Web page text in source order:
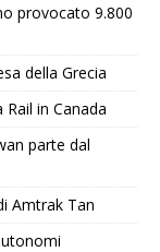
provocato 9.800
della Grecia
in Canada
parte dal
Amtrak Tan